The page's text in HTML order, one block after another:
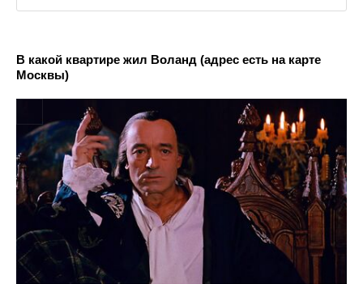
В какой квартире жил Воланд (адрес есть на карте
Москвы)